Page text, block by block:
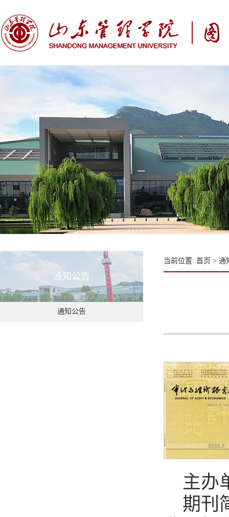
通知公告
通知公告
当前位置: 首页 > 通
主办
期刊